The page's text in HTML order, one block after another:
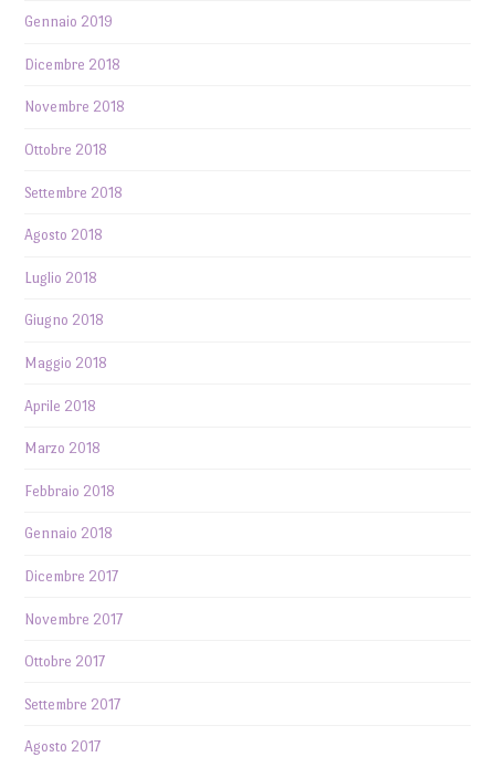
Gennaio 2019
Dicembre 2018
Novembre 2018
Ottobre 2018
Settembre 2018
Agosto 2018
Luglio 2018
Giugno 2018
Maggio 2018
Aprile 2018
Marzo 2018
Febbraio 2018
Gennaio 2018
Dicembre 2017
Novembre 2017
Ottobre 2017
Settembre 2017
Agosto 2017